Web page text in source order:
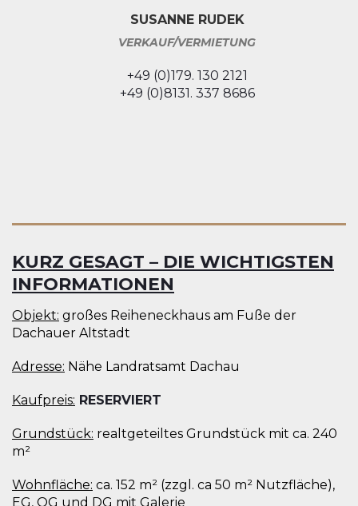
SUSANNE RUDEK
VERKAUF/VERMIETUNG
+49 (0)179. 130 2121
+49 (0)8131. 337 8686
KURZ GESAGT – DIE WICHTIGSTEN
INFORMATIONEN
Objekt: großes Reiheneckhaus am Fuße der
Dachauer Altstadt
Adresse: Nähe Landratsamt Dachau
Kaufpreis: RESERVIERT
Grundstück: realtgeteiltes Grundstück mit ca. 240
m²
Wohnfläche: ca. 152 m² (zzgl. ca 50 m² Nutzfläche),
EG, OG und DG mit Galerie